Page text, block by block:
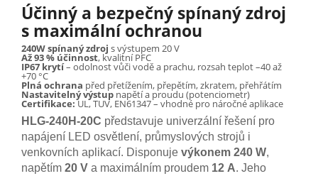
Účinný a bezpečný spínaný zdroj
s maximální ochranou
240W spínaný zdroj s výstupem 20 V
Až 93 % účinnost, kvalitní PFC
IP67 krytí– odolnost vůči vodě a prachu, rozsah teplot –40 až
+70 °C
Plná ochrana před přetížením, přepětím, zkratem, přehřátím
Nastavitelný výstup napětí a proudu (potenciometr)
Certifikace:UL, TUV, EN61347 – vhodné pro náročné aplikace
HLG-240H-20C představuje univerzální řešení pro
napájení LED osvětlení, průmyslových strojů i
venkovních aplikací. Disponuje výkonem 240 W,
napětím 20 V a maximálním proudem 12 A. Jeho